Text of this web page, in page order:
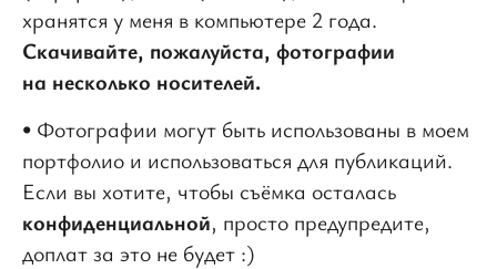
хранятся у меня в компьютере 2 года.
Скачивайте, пожалуйста, фотографии
на несколько носителей.
• Фотографии могут быть использованы в моем
портфолио и использоваться для публикаций.
Если вы хотите, чтобы съёмка осталась
конфиденциальной, просто предупредите,
доплат за это не будет :)